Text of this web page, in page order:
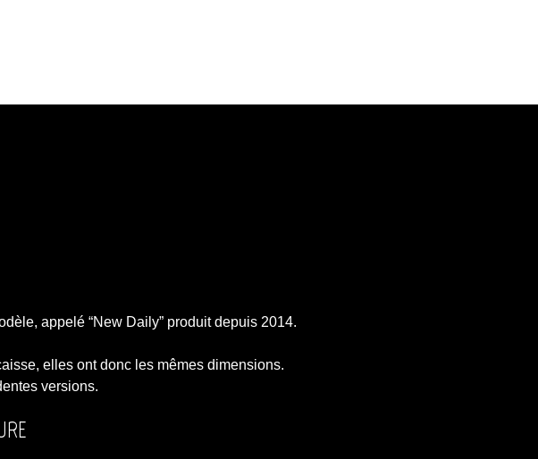
appelé “New Daily” produit depuis 2014.
elles ont donc les mêmes dimensions.
versions.